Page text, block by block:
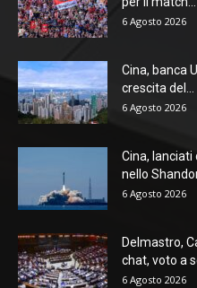
6 Agosto 2026
Cina, banca
crescita del...
6 Agosto 2026
Cina,
nello
6 Agosto 2026
Delmastro,
chat, voto a
6 Agosto 2026